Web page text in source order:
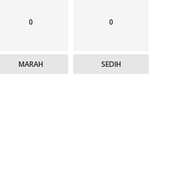
0
MARAH
0
SEDIH